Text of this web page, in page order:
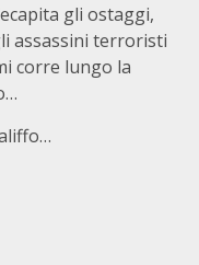
gli ostaggi,
assassini terroristi
corre lungo la